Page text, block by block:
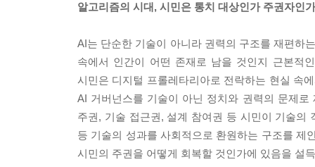
는 치명적 결과를 낳을 수 있다. 또한 기술 역량이
계는 반드시 독립적 감독 기구의 견제와 시민 사회
－06_“글로벌 남반부의 주권 선언” 중에서
기본사회는 단순한 사회 복지 정책이 아니라, 인
mmons)’로 인정하는 선언이다. 인공지능 발전의
(Elinor Ostrom)이 입증한 자율적 공유부 관리 이
은 ‘필수 설비(Essential Facilities)’이므로, 거대
알고리즘의 시대, 시민은 통치 대상인가 주권자인가
AI는 단순한 기술이 아니라 권력의 구조를 재편하
속에서 인간이 어떤 존재로 남을 것인지 근본적
시민은 디지털 프롤레타리아로 전락하는 현실 속
AI 거버넌스를 기술이 아닌 정치와 권력의 문제로
주권, 기술 접근권, 설계 참여권 등 시민이 기술의
등 기술의 성과를 사회적으로 환원하는 구조를 제
시민의 주권을 어떻게 회복할 것인가에 있음을 설